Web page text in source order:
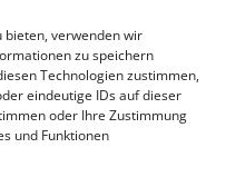
bieten, verwenden wir
zu speichern
Technologien zustimmen,
eindeutige IDs auf dieser
oder Ihre Zustimmung
und Funktionen
Sie uns,
und